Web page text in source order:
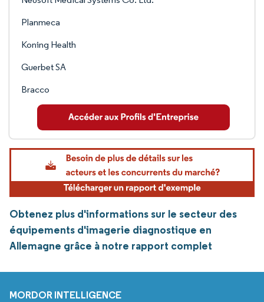
Planmeca
Koning Health
Guerbet SA
Bracco
Obtenez plus d'informations sur le secteur des
équipements d'imagerie diagnostique en
Allemagne grâce à notre rapport complet
MORDOR INTELLIGENCE